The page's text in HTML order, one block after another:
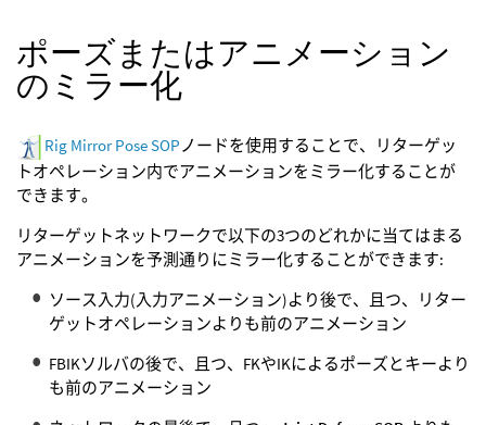
ポーズまたはアニメーション
のミラー化
Rig Mirror Pose SOPノードを使用することで、リターゲッ
トオペレーション内でアニメーションをミラー化することが
できます。
リターゲットネットワークで以下の3つのどれかに当てはまる
アニメーションを予測通りにミラー化することができます:
ソース入力(入力アニメーション)より後で、且つ、リター
ゲットオペレーションよりも前のアニメーション
FBIKソルバの後で、且つ、FKやIKによるポーズとキーより
も前のアニメーション